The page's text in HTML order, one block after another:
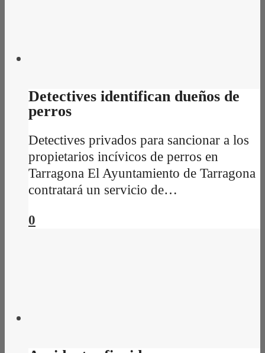
Detectives identifican dueños de
perros
Detectives privados para sancionar a los
propietarios incívicos de perros en
Tarragona El Ayuntamiento de Tarragona
contratará un servicio de…
0